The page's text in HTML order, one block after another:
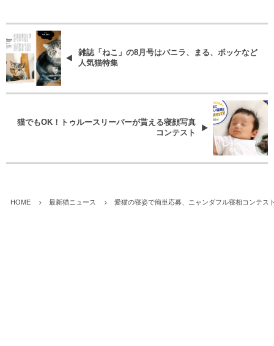
雑誌「ねこ」の8月号はバニラ、まる、ポッケなど
人気猫特集
猫でもOK！トゥルースリーパーが貰える寝顔写真
コンテスト
HOME 最新猫ニュース 愛猫の寝姿で簡単応募、ニャンダフル寝相コンテス